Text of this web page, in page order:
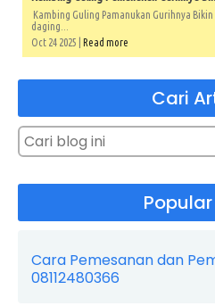
Kambing Guling Pamanukan Gurihnya Bikin
daging...
Oct 24 2025 | Read more
Cari
Cara Pemesanan dan
08112480366